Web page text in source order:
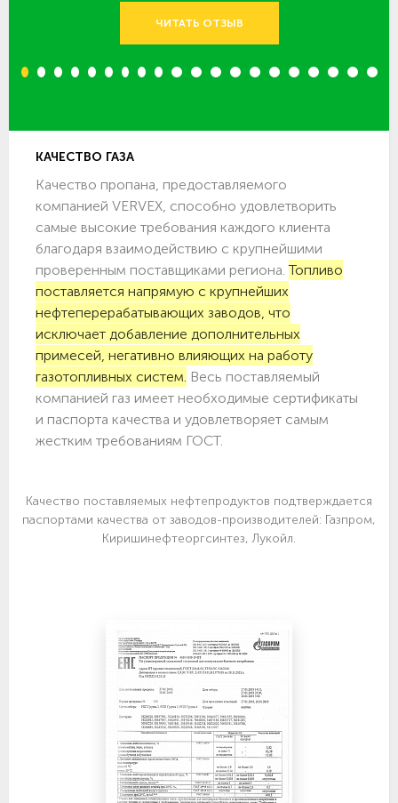
ЧИТАТЬ ОТЗЫВ
1 2 3 4 5 6 7 8 9 10 11 12 13 14 15 16 17 18 19 20
КАЧЕСТВО ГАЗА
Качество пропана, предоставляемого
компанией VERVEX, способно удовлетворить
самые высокие требования каждого клиента
благодаря взаимодействию с крупнейшими
проверенным поставщиками региона.Топливо
поставляется напрямую с крупнейших
нефтеперерабатывающих заводов, что
исключает добавление дополнительных
примесей, негативно влияющих на работу
газотопливных систем. Весь поставляемый
компанией газ имеет необходимые сертификаты
и паспорта качества и удовлетворяет самым
жестким требованиям ГОСТ.
Качество поставляемых нефтепродуктов подтверждается
паспортами качества от заводов-производителей: Газпром,
Киришинефтеоргсинтез, Лукойл.